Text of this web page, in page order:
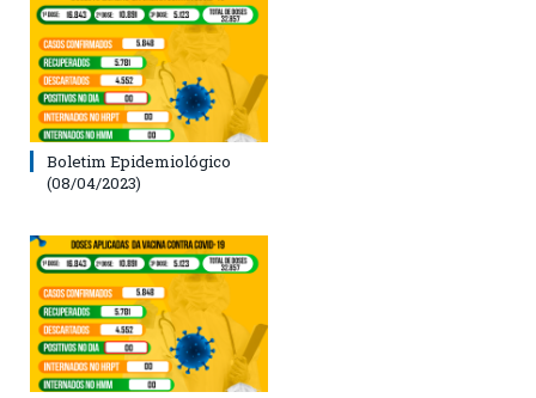
Boletim Epidemiológico
(08/04/2023)